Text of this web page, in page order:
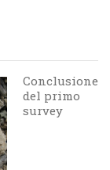
Conclusione
del primo
survey